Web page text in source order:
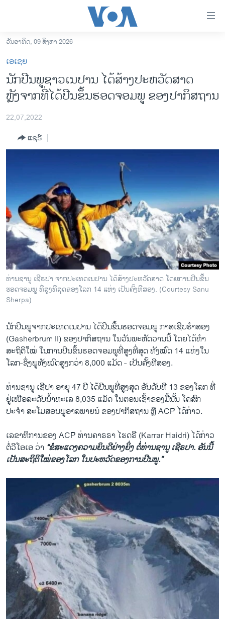
ເຂົ້າ
ຫາ
ຂ້າມ
ຂ້າມ
ຂ້າມ
ໄປ
ຫາ
ລາວ
ອາເມຣິກາ
ການເລືອກຕັ້ງ ປະທານາທີບໍດີ ສະຫະລັດ 2024
ຂ່າວ​ຈີນ
ໂລກ
ອິດສະຫຼະພາບດ້ານການຂ່າວ
ຊີວິດຊາວລາວ
ຊຸມຊົນຊາວລາວ
ວິທະຍາສາດ-ເທັກໂນໂລຈີ
ທຸລະກິດ
ພາສາອັງກິດ
ວີດີໂອ
ສຽງ
ລາຍການກະຈາຍສຽງ
ລາຍງານ
ຕິດຕາມພວກເຮົາ ທີ່
ພາສາຕ່າງໆ
ວັນອາທິດ, 09 ສິງຫາ 2026
ເອເຊຍ
ນັກປີນພູຊາວເນປານ ໄດ້ສ້າງປະຫວັດສາດ
ຫຼັງຈາກທີ່ໄດ້ປີນຂຶ້ນຮອດຈອມພູ ຂອງປາກິສຖານ
22,07,2022
ແຊຣ໌
ທ່ານຊານູ ເຊີຣປາ ຈາກປະເທດເນປານ ໄດ້ສ້າງປະຫວັດສາດ ໂດຍການປີນຂຶ້ນ
ຮອດຈອມພູ ທີ່ສູງທີ່ສຸດຂອງໂລກ 14 ແຫ່ງ ເປັນຄັ້ງທີສອງ. (Courtesy Sanu
Sherpa)
ນັກປີນພູຈາກປະເທດເນປານ ໄດ້ປີນຂຶ້ນຮອດຈອມພູ ກາສເຊີບຣຳສອງ
(Gasherbrum II) ຂອງປາກິສຖານ ໃນວັນພະຫັດວານນີ້ ໂດຍໄດ້ທຳ
ສະຖິຕິໃໝ່ ໃນການປີນຂຶ້ນຮອດຈອມພູທີ່ສູງທີ່ສຸດ ທັງໝົດ 14 ແຫ່ງໃນ
ໂລກ-ຊຶ່ງພູທັງໝົດສູງກວ່າ 8,000 ແມັດ - ເປັນຄັ້ງທີສອງ.
ທ່ານຊານູ ເຊີປາ ອາຍຸ 47 ປີ ໄດ້ປີນພູທີ່ສູງສຸດ ອັນດັບທີ 13 ຂອງໂລກ ທີ່
ຢູ່ເໜືອລະດັບນ້ຳທະເລ 8,035 ແມັດ ໃນຕອນເຊົ້າຂອງມື້ນັ້ນ ໂຄສົກ
ປະຈຳ ສະໂມສອນພູອາລພາຍນ໌ ຂອງປາກິສຖານ ຫຼື ACP ໄດ້ກ່າວ.
ເລຂາທິການຂອງ ACP ທ່ານຄາຣຣາ ໄຮດຣີ (Karrar Haidri) ໄດ້ກ່າວ
ຕໍ່ວີໂອເອ ວ່າ “ຂໍສະແດງຄວາມຍິນດີຢ່າງຍິ່ງ ຕໍ່ທ່ານຊານູ ເຊີຣປາ. ອັນນີ້
ເປັນສະຖິຕິໃໝ່ຂອງໂລກ ໃນປະຫວັດຂອງການປີນພູ.”